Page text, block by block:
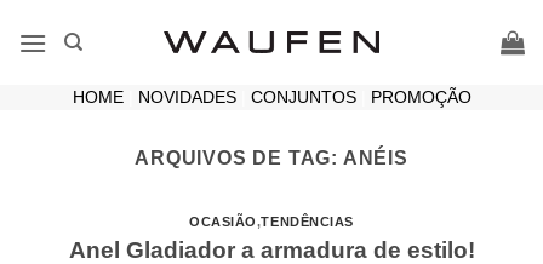
HOME| NOVIDADES| CONJUNTOS| PROMOÇÃO
ARQUIVOS DE TAG: ANÉIS
OCASIÃO,TENDÊNCIAS
Anel Gladiador a armadura de estilo!